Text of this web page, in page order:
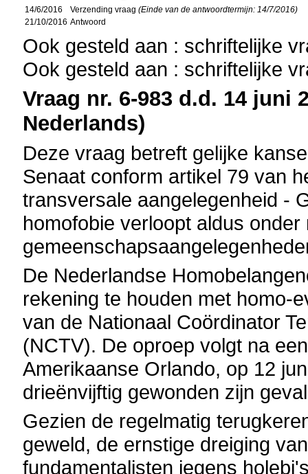
14/6/2016 Verzending vraag(Einde van de antwoordtermijn: 14/7/2016)
21/10/2016 Antwoord
Ook gesteld aan : schriftelijke
Ook gesteld aan : schriftelijke
Vraag nr. 6-983 d.d. 14 juni
Nederlands)
Deze vraag betreft gelijke
Senaat conform artikel 79 van
transversale aangelegenheid -
homofobie verloopt aldus
De Nederlandse
rekening te houden met homo-
van de Nationaal Coördinator
(NCTV). De oproep volgt na
Amerikaanse Orlando, op 12
drieënvijftig gewonden zijn
Gezien de regelmatig
geweld, de ernstige dreiging
fundamentalisten jegens